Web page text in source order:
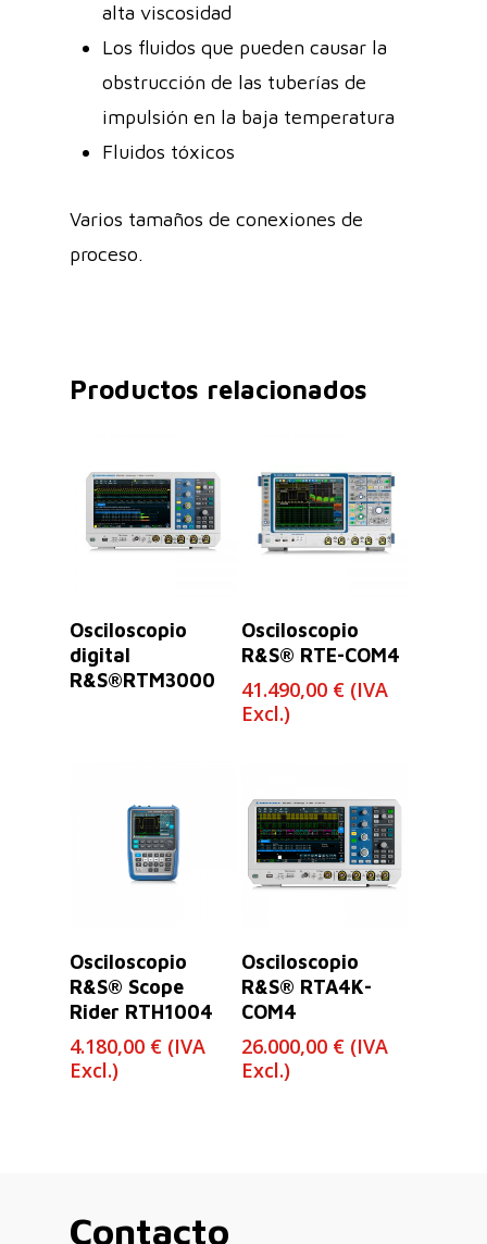
alta viscosidad
Los fluidos que pueden causar la
obstrucción de las tuberías de
impulsión en la baja temperatura
Fluidos tóxicos
Varios tamaños de conexiones de
proceso.
Productos relacionados
Osciloscopio
digital
R&S®RTM3000
Osciloscopio
R&S® RTE-COM4
41.490,00 € (IVA
Excl.)
Leer Más
Osciloscopio
R&S® Scope
Rider RTH1004
4.180,00 € (IVA
Excl.)
Leer Más
Osciloscopio
R&S® RTA4K-
COM4
26.000,00 € (IVA
Excl.)
Contacto